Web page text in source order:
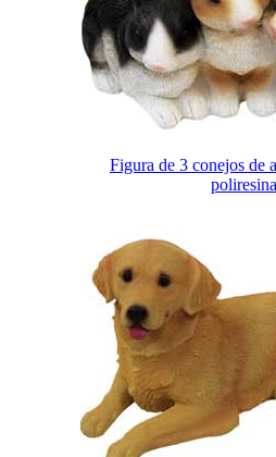
Figura de 3 conejos de
poliresina